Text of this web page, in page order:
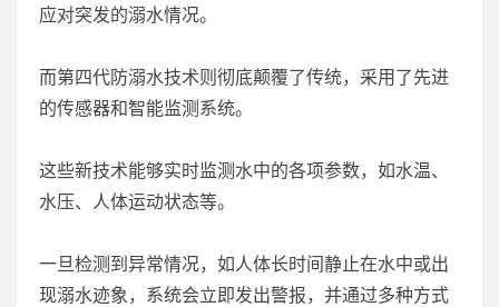
应对突发的溺水情况。
而第四代防溺水技术则彻底颠覆了传统，采用了先进
的传感器和智能监测系统。
这些新技术能够实时监测水中的各项参数，如水温、
水压、人体运动状态等。
一旦检测到异常情况，如人体长时间静止在水中或出
现溺水迹象，系统会立即发出警报，并通过多种方式